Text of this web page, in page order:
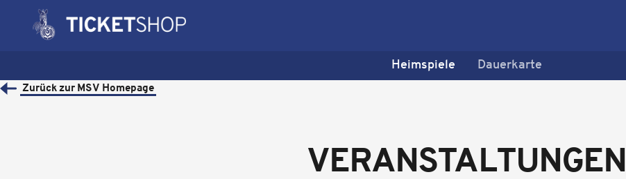
Heimspiele Dauerkarte
Zurück zur MSV Homepage
VERANSTALTUNGEN